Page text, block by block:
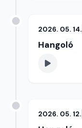
2026. 05. 14.
Hangoló
2026. 05. 12.